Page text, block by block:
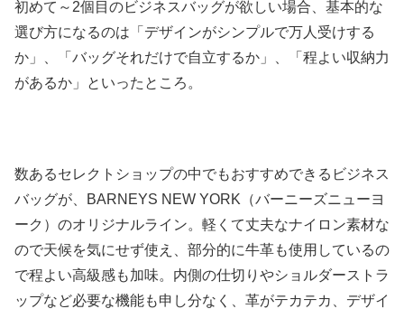
初めて～2個目のビジネスバッグが欲しい場合、基本的な
選び方になるのは「デザインがシンプルで万人受けする
か」、「バッグそれだけで自立するか」、「程よい収納力
があるか」といったところ。
数あるセレクトショップの中でもおすすめできるビジネス
バッグが、BARNEYS NEW YORK（バーニーズニューヨ
ーク）のオリジナルライン。軽くて丈夫なナイロン素材な
ので天候を気にせず使え、部分的に牛革も使用しているの
で程よい高級感も加味。内側の仕切りやショルダーストラ
ップなど必要な機能も申し分なく、革がテカテカ、デザイ